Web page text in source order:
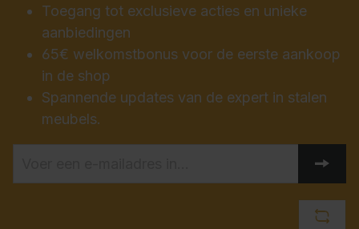
Toegang tot exclusieve acties en unieke
aanbiedingen
65€ welkomstbonus voor de eerste aankoop
in de shop
Spannende updates van de expert in stalen
meubels.